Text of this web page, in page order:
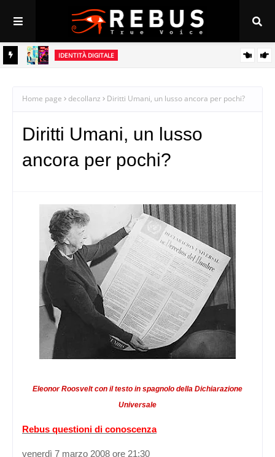
IDENTITÀ DIGITALE
Home page decollanz Diritti Umani, un lusso ancora per pochi?
Diritti Umani, un lusso
ancora per pochi?
Eleonor Roosvelt con il testo in spagnolo della Dichiarazione
Universale
Rebus questioni di conoscenza
venerdì 7 marzo 2008 ore 21:30